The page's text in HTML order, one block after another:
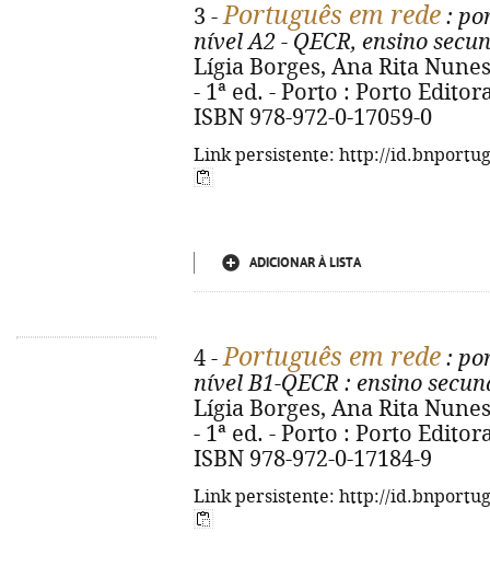
3 -Português em rede :
nível A2 - QECR, ensino
Lígia Borges, Ana Rita
- 1ª ed. - Porto : Porto
ISBN 978-972-0-17059-0
Link persistente: http://
ADICIONAR À LISTA
4 -Português em rede :
nível B1-QECR : ensino
Lígia Borges, Ana Rita
- 1ª ed. - Porto : Porto
ISBN 978-972-0-17184-9
Link persistente: http://